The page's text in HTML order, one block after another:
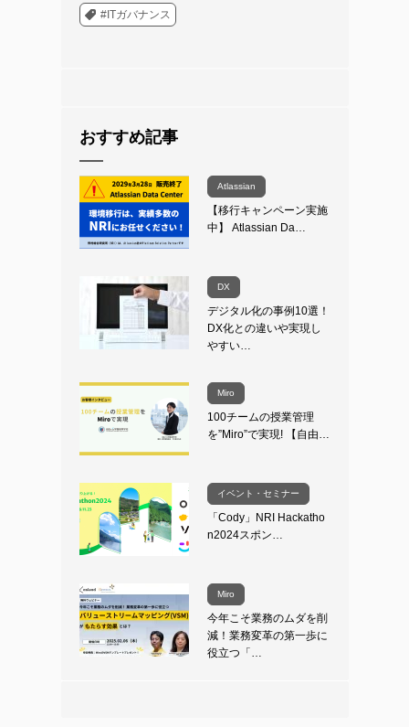
#ITガバナンス
おすすめ記事
Atlassian
【移行キャンペーン実施
中】 Atlassian Da…
DX
デジタル化の事例10選！
DX化との違いや実現し
やすい…
Miro
100チームの授業管理
を”Miro”で実現! 【自由…
イベント・セミナー
「Cody」NRI Hackatho
n2024スポン…
Miro
今年こそ業務のムダを削
減！業務変革の第一歩に
役立つ「…